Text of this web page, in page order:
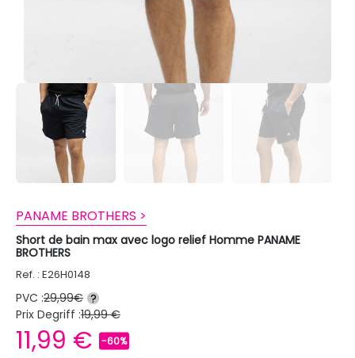
PANAME BROTHERS >
Short de bain max avec logo relief Homme PANAME
BROTHERS
Ref. : E26H0148
PVC :29,99€ ?
Prix Degriff :19,99 €
11,99 € -60%